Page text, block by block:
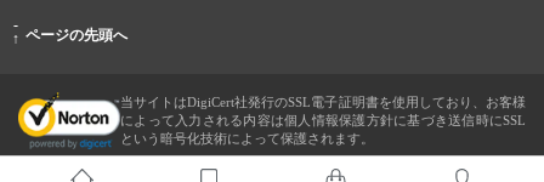
-
↑ ページの先頭へ
当サイトはDigiCert社発行のSSL電子証明書を使用しており、お客様
によって入力される内容は個人情報保護方針に基づき送信時にSSL
という暗号化技術によって保護されます。